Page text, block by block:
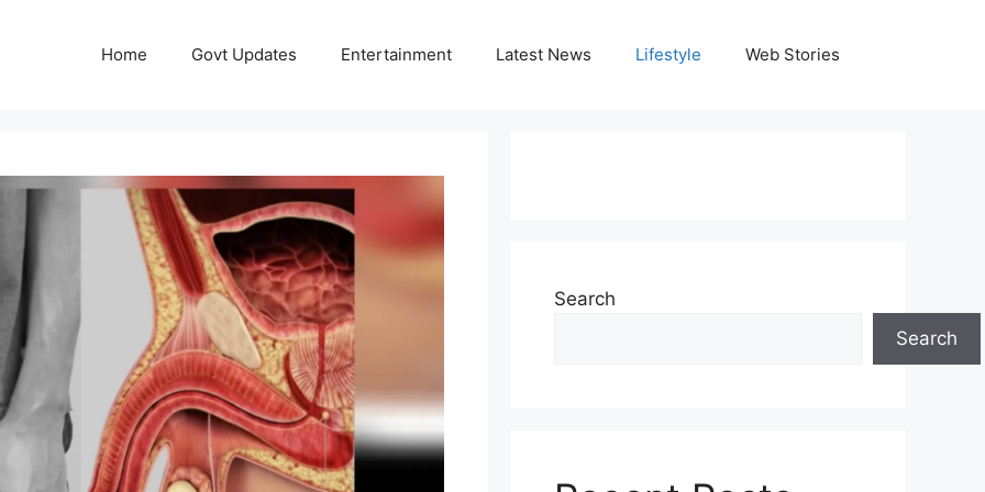
Home Govt Updates Entertainment Latest News Lifestyle Web Stories
Search
Search